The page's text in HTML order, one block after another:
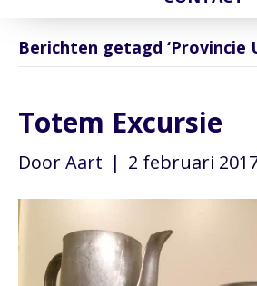
Berichten getagd ‘Provincie
Totem Excursie
DoorAart | 2 februari